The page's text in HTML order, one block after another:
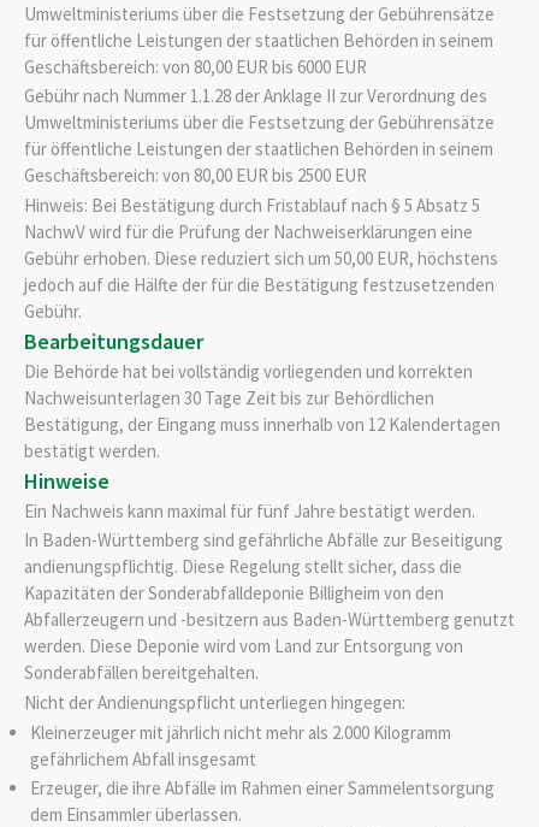
Umweltministeriums über die Festsetzung der Gebührensätze
für öffentliche Leistungen der staatlichen Behörden in seinem
Geschäftsbereich: von 80,00 EUR bis 6000 EUR
Gebühr nach Nummer 1.1.28 der Anklage II zur Verordnung des
Umweltministeriums über die Festsetzung der Gebührensätze
für öffentliche Leistungen der staatlichen Behörden in seinem
Geschäftsbereich: von 80,00 EUR bis 2500 EUR
Hinweis: Bei Bestätigung durch Fristablauf nach § 5 Absatz 5
NachwV wird für die Prüfung der Nachweiserklärungen eine
Gebühr erhoben. Diese reduziert sich um 50,00 EUR, höchstens
jedoch auf die Hälfte der für die Bestätigung festzusetzenden
Gebühr.
Bearbeitungsdauer
Die Behörde hat bei vollständig vorliegenden und korrekten
Nachweisunterlagen 30 Tage Zeit bis zur Behördlichen
Bestätigung, der Eingang muss innerhalb von 12 Kalendertagen
bestätigt werden.
Hinweise
Ein Nachweis kann maximal für fünf Jahre bestätigt werden.
In Baden-Württemberg sind gefährliche Abfälle zur Beseitigung
andienungspflichtig. Diese Regelung stellt sicher, dass die
Kapazitäten der Sonderabfalldeponie Billigheim von den
Abfallerzeugern und -besitzern aus Baden-Württemberg genutzt
werden. Diese Deponie wird vom Land zur Entsorgung von
Sonderabfällen bereitgehalten.
Nicht der Andienungspflicht unterliegen hingegen:
Kleinerzeuger mit jährlich nicht mehr als 2.000 Kilogramm
gefährlichem Abfall insgesamt
Erzeuger, die ihre Abfälle im Rahmen einer Sammelentsorgung
dem Einsammler überlassen.